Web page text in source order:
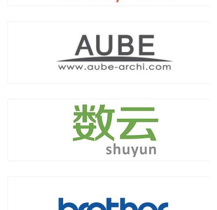
杭州数云信息技术有限公司
滨江兄弟信息技术（杭州）有限公司